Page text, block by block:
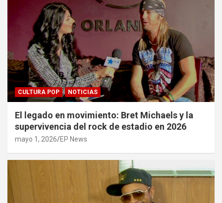
CULTURA POP NOTICIAS
El legado en movimiento: Bret Michaels y la
supervivencia del rock de estadio en 2026
mayo 1, 2026 EP News